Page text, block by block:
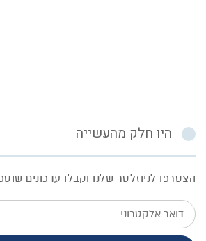
היו חלק מהעשייה
הצטרפו לניוזלטר שלנו וקבלו עדכונים
דואר
אלקטרוני